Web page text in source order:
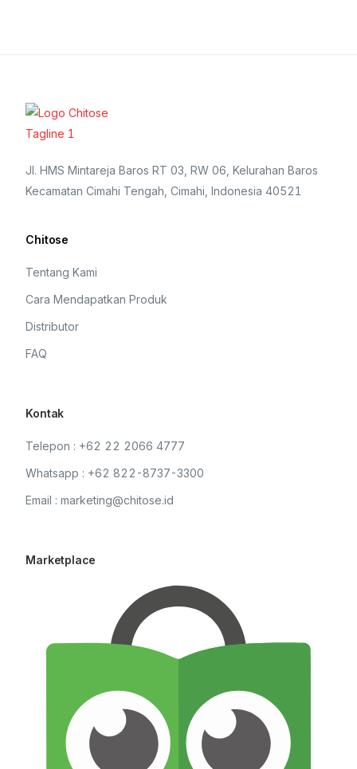
Jl. HMS Mintareja Baros RT 03, RW 06, Kelurahan Baros
Kecamatan Cimahi Tengah, Cimahi, Indonesia 40521
Chitose
Tentang Kami
Cara Mendapatkan Produk
Distributor
FAQ
Kontak
Telepon : +62 22 2066 4777
Whatsapp : +62 822-8737-3300
Email : marketing@chitose.id
Marketplace